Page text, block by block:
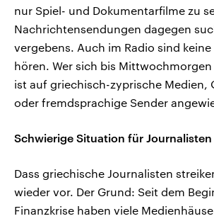
nur Spiel- und Dokumentarfilme zu
Nachrichtensendungen dagegen
vergebens. Auch im Radio sind
hören. Wer sich bis
ist auf griechisch-zyprische Medien,
oder fremdsprachige Sender
Schwierige Situation für Journalisten
Dass griechische Journalisten
wieder vor. Der Grund: Seit dem
Finanzkrise haben viele